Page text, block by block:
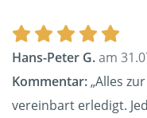
Hans-Peter G.am
Kommentar:„Alles
vereinbart erledigt.